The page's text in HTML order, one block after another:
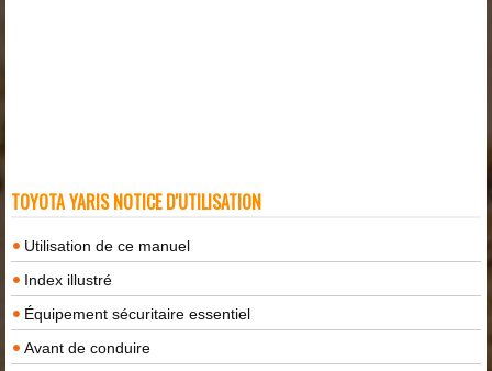
TOYOTA YARIS NOTICE D'UTILISATION
Utilisation de ce manuel
Index illustré
Équipement sécuritaire essentiel
Avant de conduire